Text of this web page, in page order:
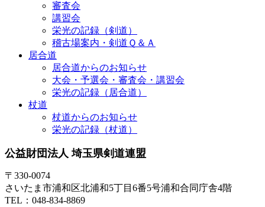
審査会
講習会
栄光の記録（剣道）
稽古場案内・剣道Ｑ＆Ａ
居合道
居合道からのお知らせ
大会・予選会・審査会・講習会
栄光の記録（居合道）
杖道
杖道からのお知らせ
栄光の記録（杖道）
公益財団法人 埼玉県剣道連盟
〒330-0074
さいたま市浦和区北浦和5丁目6番5号浦和合同庁舎4階
TEL：048-834-8869